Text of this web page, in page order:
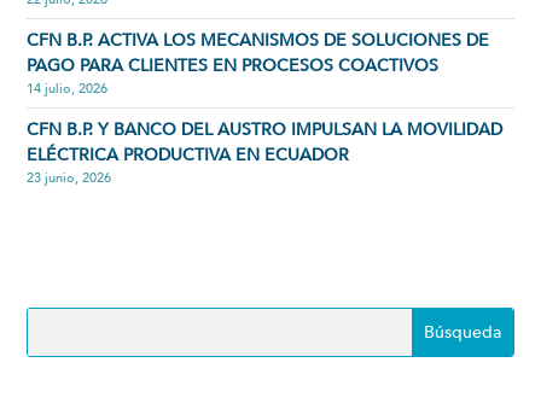
CFN B.P. ACTIVA LOS MECANISMOS DE SOLUCIONES DE
PAGO PARA CLIENTES EN PROCESOS COACTIVOS
14 julio, 2026
CFN B.P. Y BANCO DEL AUSTRO IMPULSAN LA MOVILIDAD
ELÉCTRICA PRODUCTIVA EN ECUADOR
23 junio, 2026